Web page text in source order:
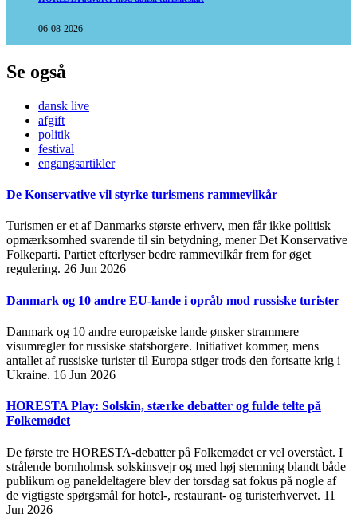
06-08-2026
Se også
dansk live
afgift
politik
festival
engangsartikler
De Konservative vil styrke turismens rammevilkår
Turismen er et af Danmarks største erhverv, men får ikke politisk
opmærksomhed svarende til sin betydning, mener Det Konservative
Folkeparti. Partiet efterlyser bedre rammevilkår frem for øget
regulering. 26 Jun 2026
Danmark og 10 andre EU-lande i opråb mod russiske turister
Danmark og 10 andre europæiske lande ønsker strammere
visumregler for russiske statsborgere. Initiativet kommer, mens
antallet af russiske turister til Europa stiger trods den fortsatte krig i
Ukraine. 16 Jun 2026
HORESTA Play: Solskin, stærke debatter og fulde telte på
Folkemødet
De første tre HORESTA-debatter på Folkemødet er vel overstået. I
strålende bornholmsk solskinsvejr og med høj stemning blandt både
publikum og paneldeltagere blev der torsdag sat fokus på nogle af
de vigtigste spørgsmål for hotel-, restaurant- og turisterhvervet. 11
Jun 2026